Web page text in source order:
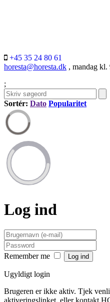
+45 35 24 80 61
horesta@horesta.dk , mandag kl.
;
Sortér: Dato Popularitet
Log ind
Remember me
Ugyldigt login
Brugeren er ikke aktiv. Tjek